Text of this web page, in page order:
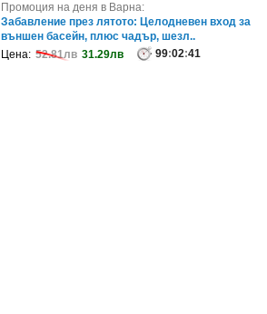
Промоция на деня в София:
Маникюр с гел лак, плюс сваляне на старо
покритие
Цена: 70лв 35лв :02 :45
Промоция на деня в Варна:
Забавление през лятото: Целодневен вход за
външен басейн, плюс чадър, шезл..
Цена: 52.81лв 31.29лв 99:02:41